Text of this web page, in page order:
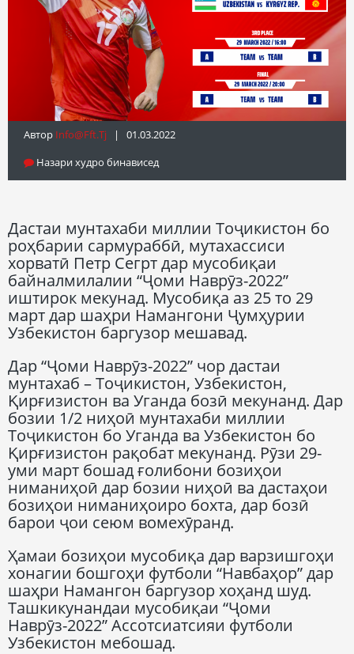
Автор Info@fft.tj | 01.03.2022
Назари худро бинависед
Дастаи мунтахаби миллии Тоҷикистон бо
роҳбарии сармураббӣ, мутахассиси
хорватӣ Петр Сегрт дар мусобиқаи
байналмилалии “Ҷоми Наврӯз-2022”
иштирок мекунад. Мусобиқа аз 25 то 29
март дар шаҳри Намангони Ҷумҳурии
Узбекистон баргузор мешавад.
Дар “Ҷоми Наврӯз-2022” чор дастаи
мунтахаб – Тоҷикистон, Узбекистон,
Қирғизистон ва Уганда бозӣ мекунанд. Дар
бозии 1/2 ниҳоӣ мунтахаби миллии
Тоҷикистон бо Уганда ва Узбекистон бо
Қирғизистон рақобат мекунанд. Рӯзи 29-
уми март бошад ғолибони бозиҳои
ниманиҳоӣ дар бозии ниҳоӣ ва дастаҳои
бозиҳои ниманиҳоиро бохта, дар бозӣ
барои ҷои сеюм вомехӯранд.
Ҳамаи бозиҳои мусобиқа дар варзишгоҳи
хонагии бошгоҳи футболи “Навбаҳор” дар
шаҳри Намангон баргузор хоҳанд шуд.
Ташкикунандаи мусобиқаи “Ҷоми
Наврӯз-2022” Ассотсиатсияи футболи
Узбекистон мебошад.